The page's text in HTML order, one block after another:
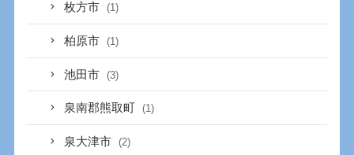
枚方市 (1)
柏原市 (1)
池田市 (3)
泉南郡熊取町 (1)
泉大津市 (2)